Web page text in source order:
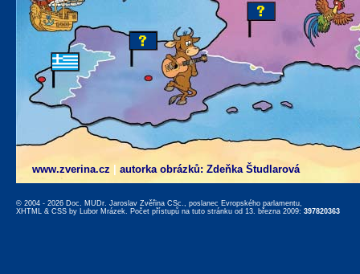
www.zverina.cz autorka obrázků: Zdeňka Študlarová
© 2004 - 2026 Doc. MUDr. Jaroslav Zvěřina CSc., poslanec Evropského parlamentu,
XHTML & CSS by Lubor Mrázek. Počet přístupů na tuto stránku od 13. března 2009: 397820363